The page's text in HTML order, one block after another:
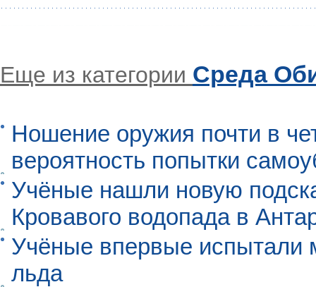
Еще из категории Среда
Ношение оружия почти в
вероятность попытки
Учёные нашли новую
Кровавого водопада в
Учёные впервые испытали
льда